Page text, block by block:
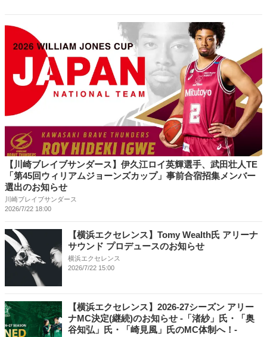
【川崎ブレイブサンダース】伊久江ロイ英輝選手、武田壮人TE
「第45回ウィリアムジョーンズカップ」事前合宿招集メンバー
選出のお知らせ
川崎ブレイブサンダース
2026/7/22 18:00
【横浜エクセレンス】Tomy Wealth氏 アリーナ
サウンド プロデュースのお知らせ
横浜エクセレンス
2026/7/22 15:00
【横浜エクセレンス】2026-27シーズン アリー
ナMC決定(継続)のお知らせ -「渚紗」氏・「奥
谷知弘」氏・「崎見風」氏のMC体制へ！-